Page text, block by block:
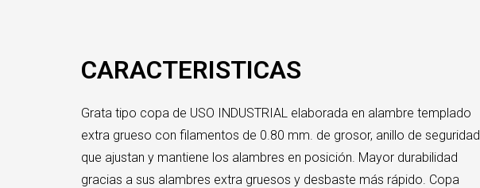
CARACTERISTICAS
Grata tipo copa de USO INDUSTRIAL elaborada en alambre templado
extra grueso con filamentos de 0.80 mm. de grosor, anillo de seguridad
que ajustan y mantiene los alambres en posición. Mayor durabilidad
gracias a sus alambres extra gruesos y desbaste más rápido. Copa